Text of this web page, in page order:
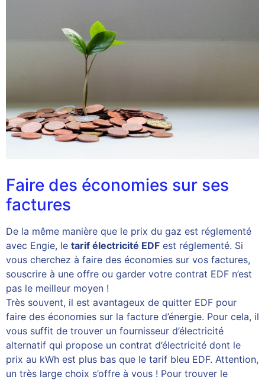
Faire des économies sur ses
factures
De la même manière que le prix du gaz est réglementé
avec Engie, le tarif électricité EDF est réglementé. Si
vous cherchez à faire des économies sur vos factures,
souscrire à une offre ou garder votre contrat EDF n’est
pas le meilleur moyen !
Très souvent, il est avantageux de quitter EDF pour
faire des économies sur la facture d’énergie. Pour cela, il
vous suffit de trouver un fournisseur d’électricité
alternatif qui propose un contrat d’électricité dont le
prix au kWh est plus bas que le tarif bleu EDF. Attention,
un très large choix s’offre à vous ! Pour trouver le